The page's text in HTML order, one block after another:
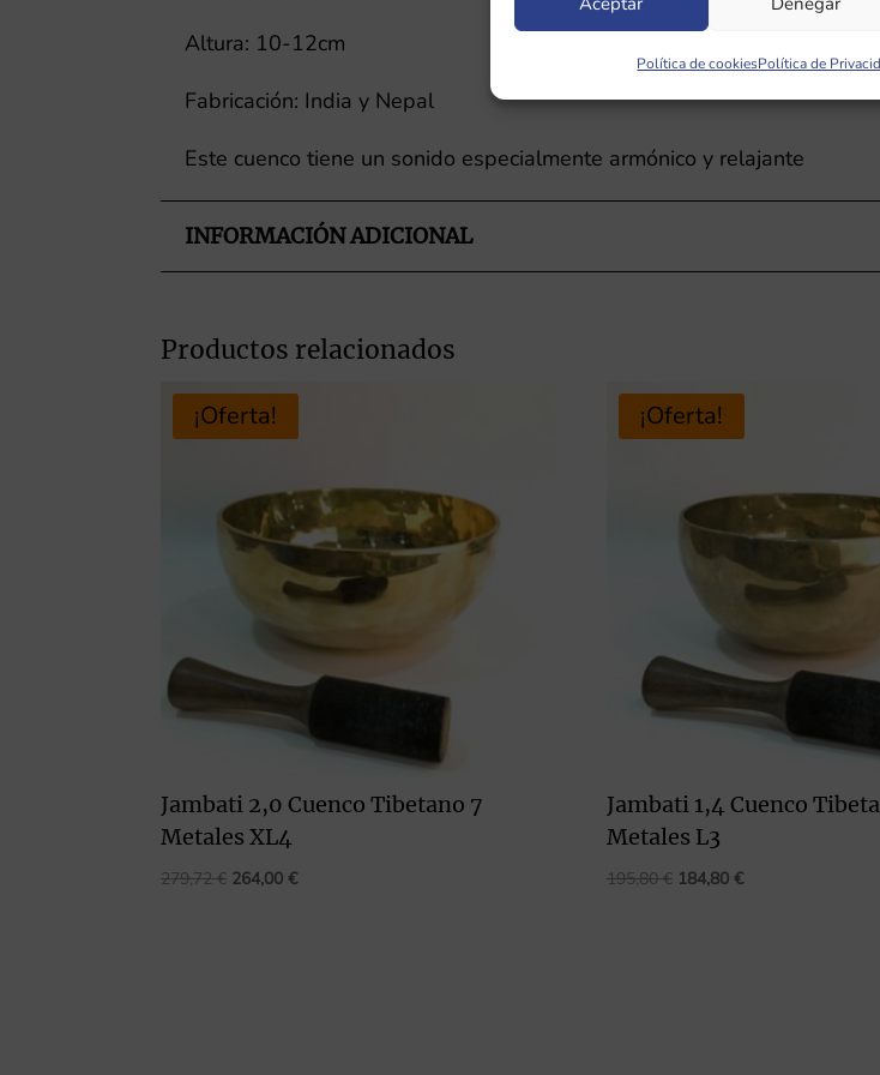
Política de cookiesPolítica de
Altura: 10-12cm
Fabricación: India y Nepal
Este cuenco tiene un sonido especialmente armónico y relajante
INFORMACIÓN ADICIONAL
Productos relacionados
¡Oferta!
Jambati 2,0 Cuenco Tibetano 7
Metales XL4
279,72€ El
264,00€El
¡Oferta!
Jambati 1,4 Cuenco
Metales L3
195,80€ El
184,80 €El